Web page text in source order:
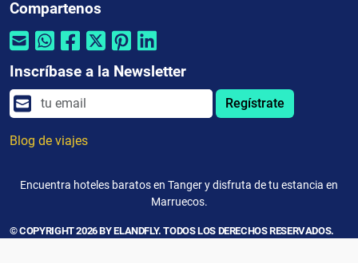
Compartenos
Inscríbase a la Newsletter
Regístrate
Blog de viajes
Encuentra hoteles baratos en Tanger y disfruta de tu estancia en
Marruecos.
© COPYRIGHT 2026 BY ELANDFLY. TODOS LOS DERECHOS RESERVADOS.